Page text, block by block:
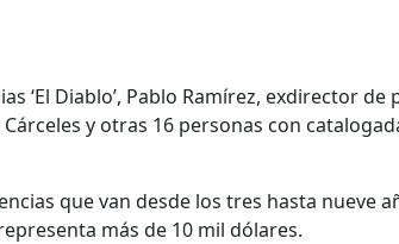
‘El Diablo’, Pablo Ramírez, exdirector de
y otras 16 personas con
que van desde los tres hasta nueve
más de 10 mil dólares.